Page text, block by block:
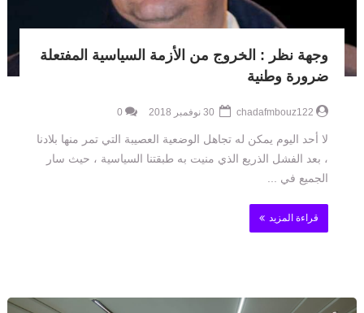
وجهة نظر : الخروج من الأزمة السياسية المفتعلة
ضرورة وطنية
chadafmbouz122
0
لا أحد اليوم يمكن له تجاهل الوضعية العصيبة التي تمر منها بلادنا
، بعد الفشل الذريع الذي منيت به طبقتنا السياسية ، حيث سار
الجميع في ...
قراءة المزيد